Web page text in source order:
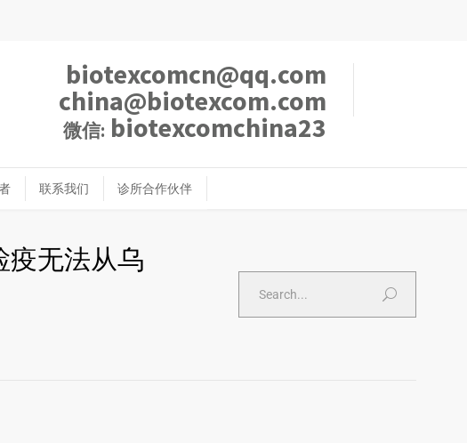
biotexcomcn@qq.com
china@biotexcom.com
微信: biotexcomchina23
联系我们 诊所合作伙伴
疫无法从乌